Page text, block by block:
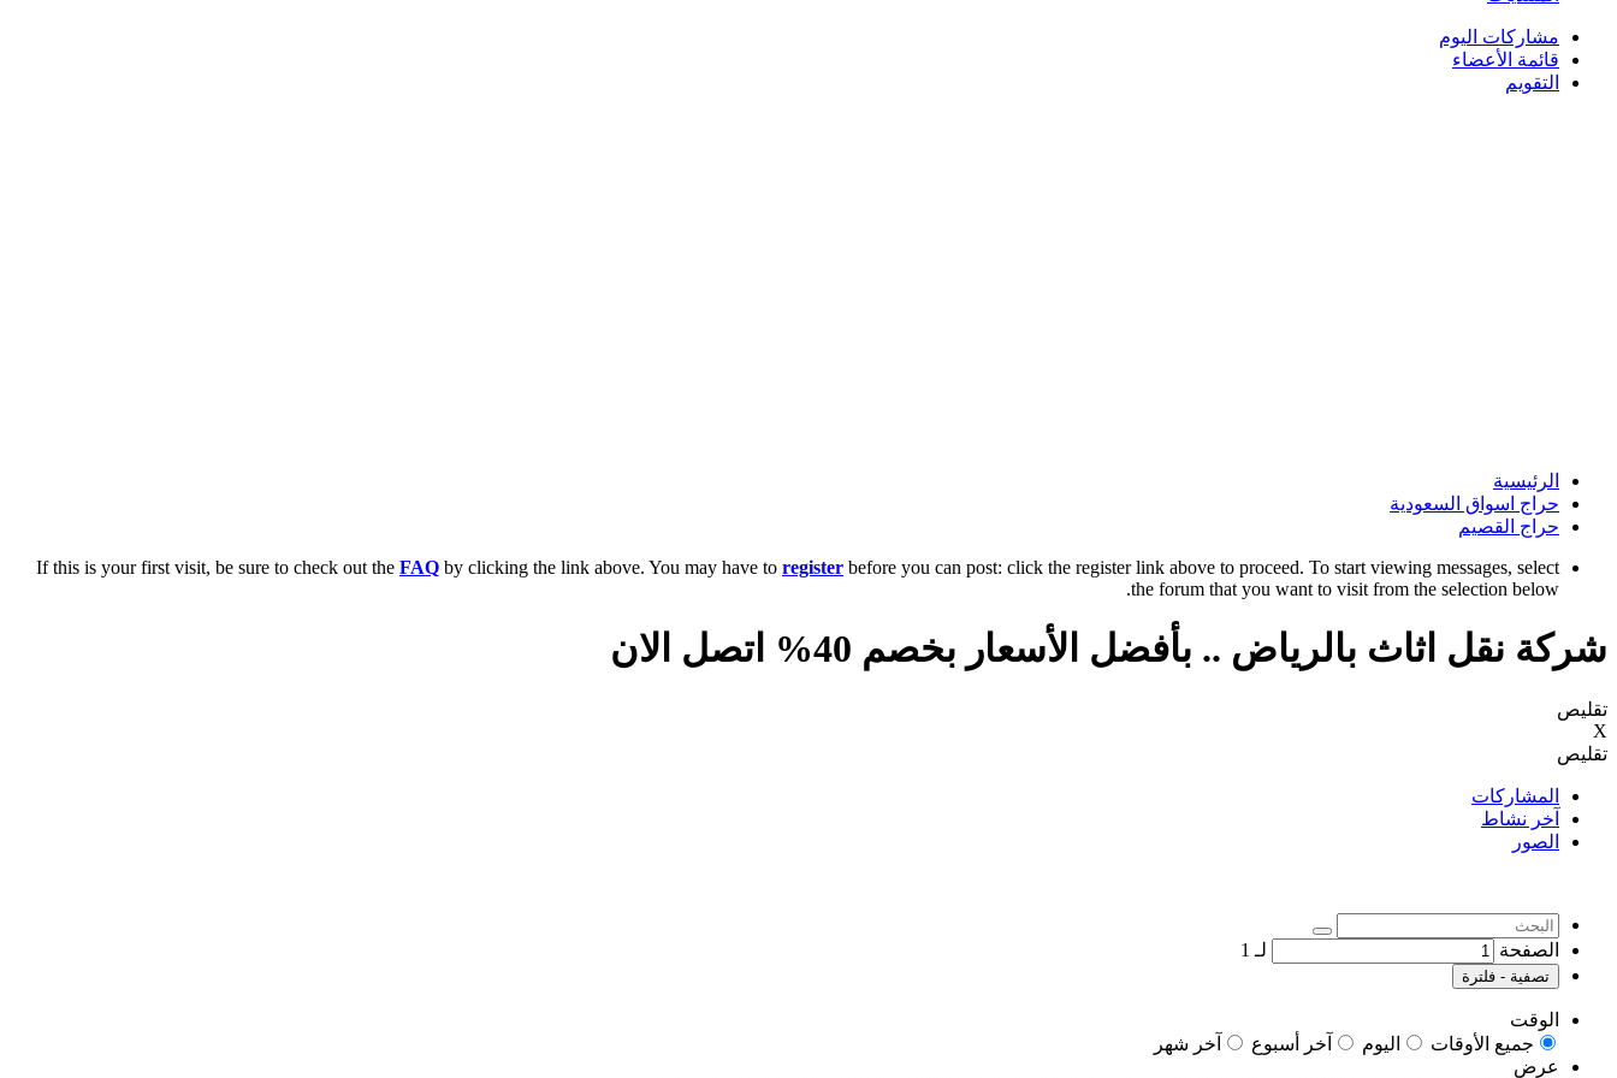
مشاركات اليوم
قائمة الأعضاء
التقويم
الرئيسية
حراج اسواق السعودية
حراج القصيم
If this is your first visit, be sure to check out the FAQ by clicking the link above. You may have to register before you can post: click the register link above to proceed. To start viewing messages, select
the forum that you want to visit from the selection below.
شركة نقل اثاث بالرياض .. بأفضل الأسعار بخصم 40% اتصل الان
تقليص
X
تقليص
المشاركات
آخر نشاط
الصور
الصفحة لـ 1
تصفية - فلترة
الوقت
جميع الأوقات
اليوم آخر أسبوع
آخر شهر
عرض